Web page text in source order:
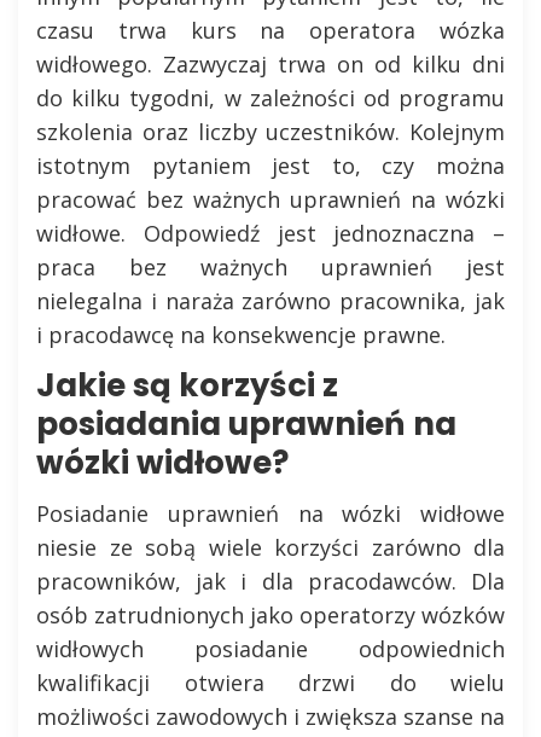
czasu trwa kurs na operatora wózka
widłowego. Zazwyczaj trwa on od kilku dni
do kilku tygodni, w zależności od programu
szkolenia oraz liczby uczestników. Kolejnym
istotnym pytaniem jest to, czy można
pracować bez ważnych uprawnień na wózki
widłowe. Odpowiedź jest jednoznaczna –
praca bez ważnych uprawnień jest
nielegalna i naraża zarówno pracownika, jak
i pracodawcę na konsekwencje prawne.
Jakie są korzyści z
posiadania uprawnień na
wózki widłowe?
Posiadanie uprawnień na wózki widłowe
niesie ze sobą wiele korzyści zarówno dla
pracowników, jak i dla pracodawców. Dla
osób zatrudnionych jako operatorzy wózków
widłowych posiadanie odpowiednich
kwalifikacji otwiera drzwi do wielu
możliwości zawodowych i zwiększa szanse na